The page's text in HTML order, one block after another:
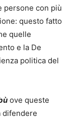
persone con più
questo fatto
quelle
e la De
politica del
ove queste
difendere